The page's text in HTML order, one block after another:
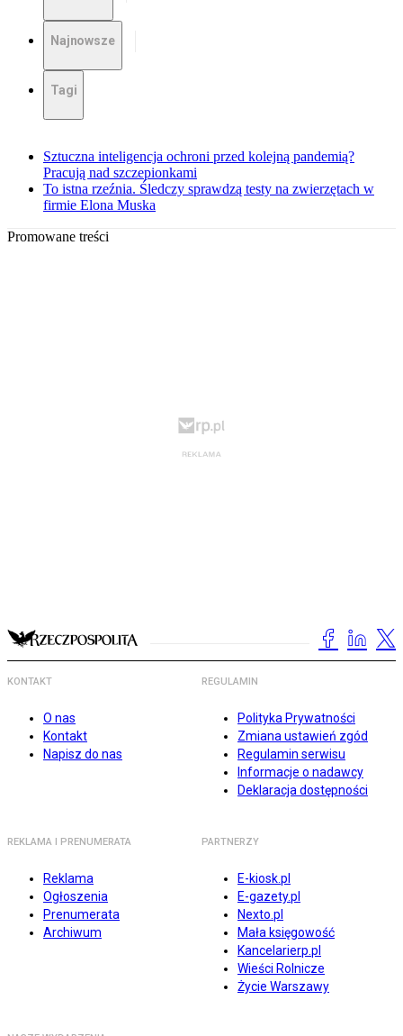
Najnowsze
Tagi
Sztuczna inteligencja ochroni przed kolejną pandemią?
Pracują nad szczepionkami
To istna rzeźnia. Śledczy sprawdzą testy na zwierzętach w
firmie Elona Muska
Promowane treści
KONTAKT
O nas
Kontakt
Napisz do nas
REGULAMIN
Polityka Prywatności
Zmiana ustawień zgód
Regulamin serwisu
Informacje o nadawcy
Deklaracja dostępności
REKLAMA I PRENUMERATA
Reklama
Ogłoszenia
Prenumerata
Archiwum
PARTNERZY
E-kiosk.pl
E-gazety.pl
Nexto.pl
Mała księgowość
Kancelarierp.pl
Wieści Rolnicze
Życie Warszawy